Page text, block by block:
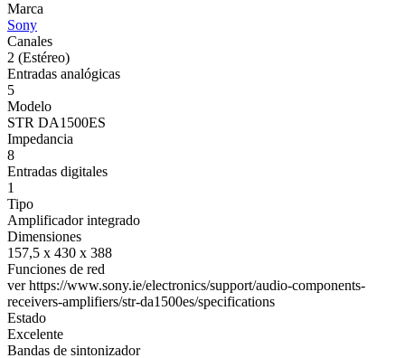
Marca
Sony
Canales
2 (Estéreo)
Entradas analógicas
5
Modelo
STR DA1500ES
Impedancia
8
Entradas digitales
1
Tipo
Amplificador integrado
Dimensiones
157,5 x 430 x 388
Funciones de red
ver https://www.sony.ie/electronics/support/audio-components-
receivers-amplifiers/str-da1500es/specifications
Estado
Excelente
Bandas de sintonizador